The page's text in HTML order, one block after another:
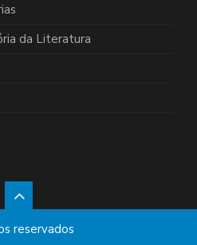
da Literatura
reservados